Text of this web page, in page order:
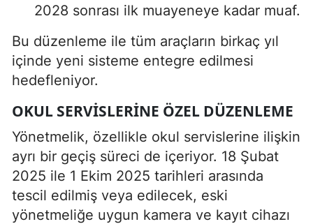
2028 sonrası ilk muayeneye kadar muaf.
Bu düzenleme ile tüm araçların birkaç yıl
içinde yeni sisteme entegre edilmesi
hedefleniyor.
OKUL SERVISLERINE ÖZEL DÜZENLEME
Yönetmelik, özellikle okul servislerine ilişkin
ayrı bir geçiş süreci de içeriyor. 18 Şubat
2025 ile 1 Ekim 2025 tarihleri arasında
tescil edilmiş veya edilecek, eski
yönetmeliğe uygun kamera ve kayıt cihazı